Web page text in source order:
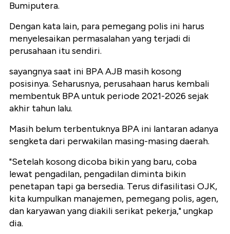
Bumiputera.
Dengan kata lain, para pemegang polis ini harus
menyelesaikan permasalahan yang terjadi di
perusahaan itu sendiri.
sayangnya saat ini BPA AJB masih kosong
posisinya. Seharusnya, perusahaan harus kembali
membentuk BPA untuk periode 2021-2026 sejak
akhir tahun lalu.
Masih belum terbentuknya BPA ini lantaran adanya
sengketa dari perwakilan masing-masing daerah.
"Setelah kosong dicoba bikin yang baru, coba
lewat pengadilan, pengadilan diminta bikin
penetapan tapi ga bersedia. Terus difasilitasi OJK,
kita kumpulkan manajemen, pemegang polis, agen,
dan karyawan yang diakili serikat pekerja," ungkap
dia.